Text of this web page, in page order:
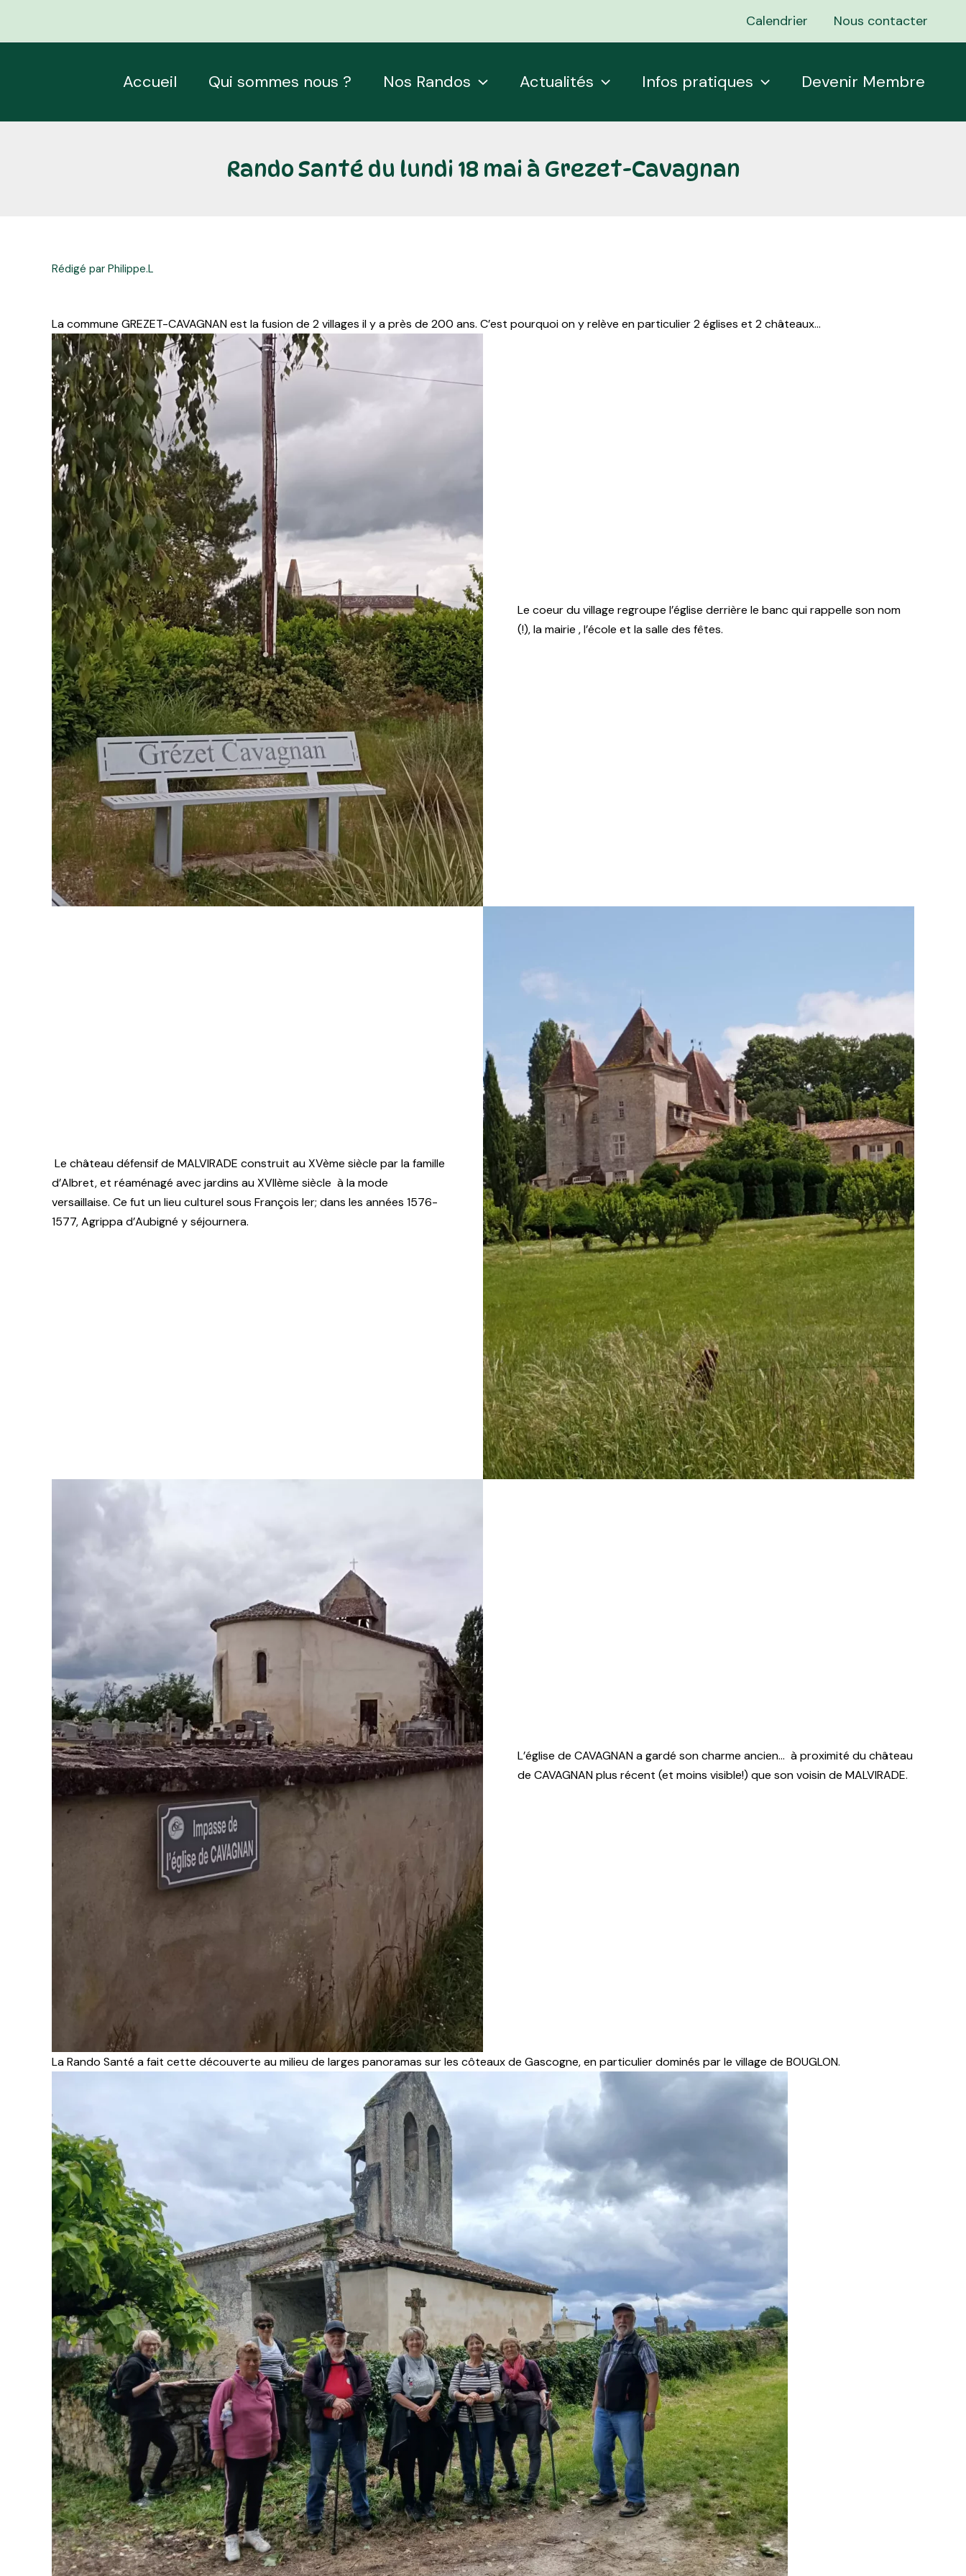
Calendrier Nous contacter
Accueil Qui sommes nous ? Nos Randos Actualités Infos pratiques Devenir Membre
Rando Santé du lundi 18 mai à Grezet-Cavagnan
Rédigé par Philippe.L
La commune GREZET-CAVAGNAN est la fusion de 2 villages il y a près de 200 ans. C’est pourquoi on y relève en particulier 2 églises et 2 châteaux…
Le coeur du village regroupe l’église derrière le banc qui rappelle son nom
(!), la mairie , l’école et la salle des fêtes.
Le château défensif de MALVIRADE construit au XVème siècle par la famille
d’Albret, et réaménagé avec jardins au XVIIème siècle à la mode
versaillaise. Ce fut un lieu culturel sous François Ier; dans les années 1576-
1577, Agrippa d’Aubigné y séjournera.
L’église de CAVAGNAN a gardé son charme ancien… à proximité du château
de CAVAGNAN plus récent (et moins visible!) que son voisin de MALVIRADE.
La Rando Santé a fait cette découverte au milieu de larges panoramas sur les côteaux de Gascogne, en particulier dominés par le village de BOUGLON.